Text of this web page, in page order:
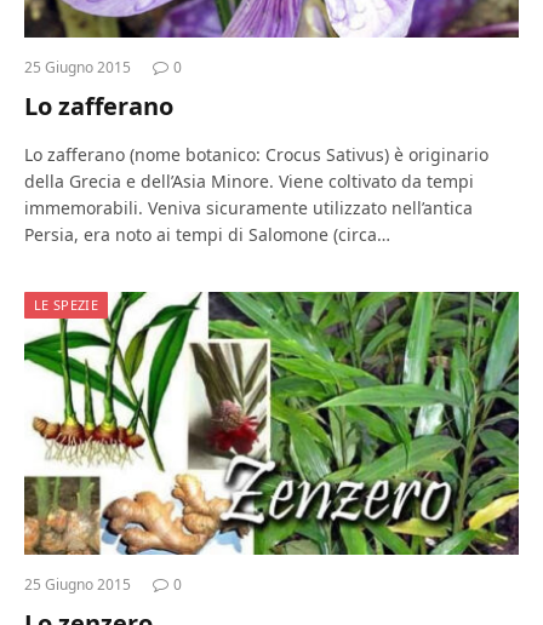
25 Giugno 2015 0
Lo zafferano
Lo zafferano (nome botanico: Crocus Sativus) è originario
della Grecia e dell’Asia Minore. Viene coltivato da tempi
immemorabili. Veniva sicuramente utilizzato nell’antica
Persia, era noto ai tempi di Salomone (circa…
LE SPEZIE
25 Giugno 2015 0